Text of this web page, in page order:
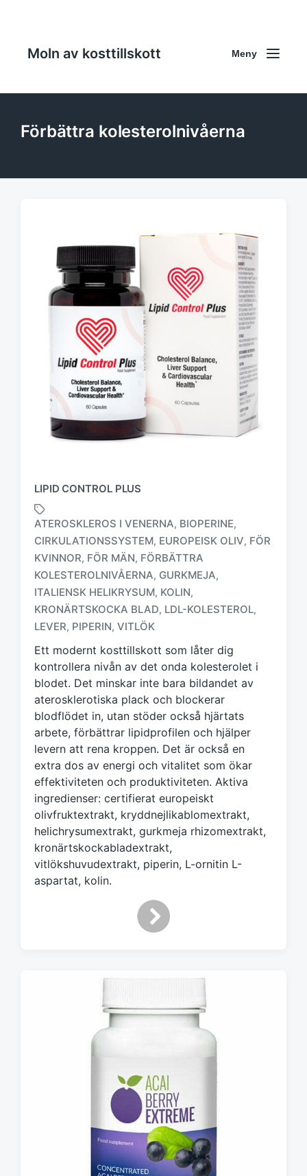
Moln av kosttillskott Meny
Förbättra kolesterolnivåerna
LIPID CONTROL PLUS
M
ä
r
t
m
e
d
ATEROSKLEROS I VENERNA, BIOPERINE,
CIRKULATIONSSYSTEM, EUROPEISK OLIV, FÖR
KVINNOR, FÖR MÄN, FÖRBÄTTRA
KOLESTEROLNIVÅERNA, GURKMEJA,
ITALIENSK HELIKRYSUM, KOLIN,
KRONÄRTSKOCKA BLAD, LDL-KOLESTEROL,
LEVER, PIPERIN, VITLÖK
Ett modernt kosttillskott som låter dig
kontrollera nivån av det onda kolesterolet i
blodet. Det minskar inte bara bildandet av
aterosklerotiska plack och blockerar
blodflödet in, utan stöder också hjärtats
arbete, förbättrar lipidprofilen och hjälper
levern att rena kroppen. Det är också en
extra dos av energi och vitalitet som ökar
effektiviteten och produktiviteten. Aktiva
ingredienser: certifierat europeiskt
olivfruktextrakt, kryddnejlikablomextrakt,
helichrysumextrakt, gurkmeja rhizomextrakt,
kronärtskockabladextrakt,
vitlökshuvudextrakt, piperin, L-ornitin L-
aspartat, kolin.